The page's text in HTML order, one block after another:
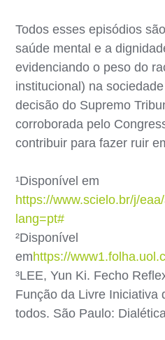
Todos esses episódios
saúde mental e a
evidenciando o peso do
institucional) na
decisão do Supremo
corroborada pelo
contribuir para fazer ruir
¹Disponível em
https://www.scielo.br/j/
lang=pt#
²Disponível
emhttps://
³LEE, Yun Ki. Fecho
Função da Livre Iniciativa
todos. São Paulo: